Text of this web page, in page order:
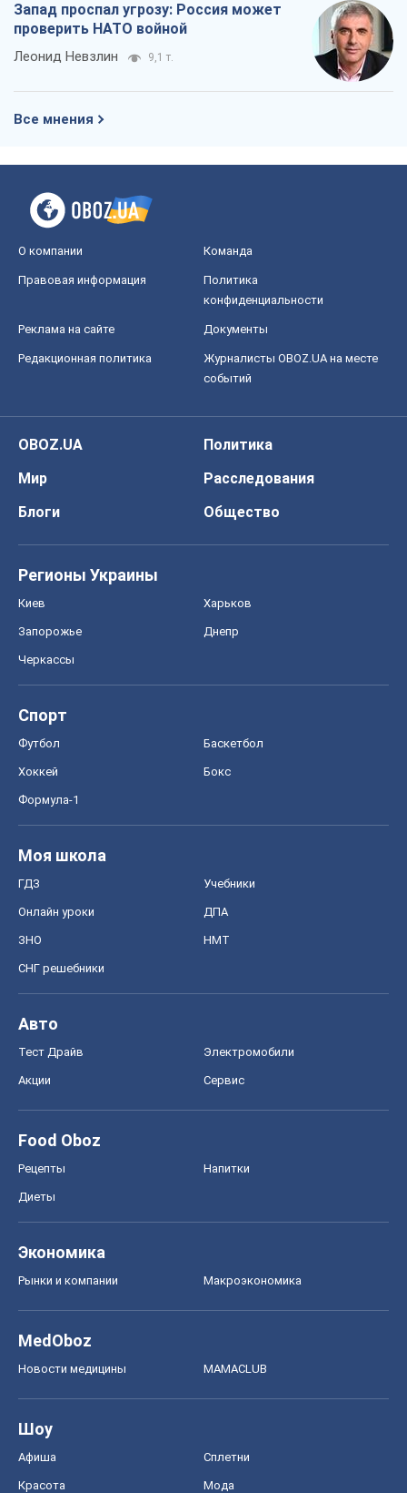
Запад проспал угрозу: Россия может
проверить НАТО войной
Леонид Невзлин 9,1 т.
Все мнения
О компании Команда
Правовая информация
Политика
конфиденциальности
Реклама на сайте Документы
Редакционная политика
Журналисты OBOZ.UA на месте
событий
OBOZ.UA
Политика
Мир
Расследования
Блоги
Общество
Регионы Украины
Киев Харьков
Запорожье Днепр
Черкассы
Спорт
Футбол Баскетбол
Хоккей Бокс
Формула-1
Моя школа
ГДЗ Учебники
Онлайн уроки ДПА
ЗНО НМТ
СНГ решебники
Авто
Тест Драйв Электромобили
Акции Сервис
Food Oboz
Рецепты Напитки
Диеты
Экономика
Рынки и компании Mакроэкономика
MedOboz
Новости медицины MAMACLUB
Шоу
Афиша Сплетни
Красота Мода